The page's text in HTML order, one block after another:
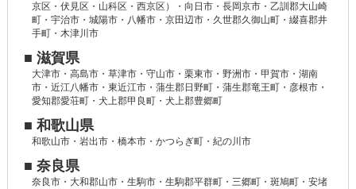
京区・伏見区・山科区・西京区）・向日市・長岡京市・乙訓郡大山崎
町・宇治市・城陽市・八幡市・京田辺市・久世郡久御山町・綴喜郡井
手町・木津川市
■ 滋賀県
大津市・高島市・草津市・守山市・栗東市・野洲市・甲賀市・湖南
市・近江八幡市・東近江市・蒲生郡日野町・蒲生郡竜王町・彦根市・
愛知郡愛荘町・犬上郡甲良町・犬上郡豊郷町
■ 和歌山県
和歌山市・岩出市・橋本市・かつらぎ町・紀の川市
■ 奈良県
奈良市・大和郡山市・生駒市・生駒郡平群町・三郷町・斑鳩町・安堵